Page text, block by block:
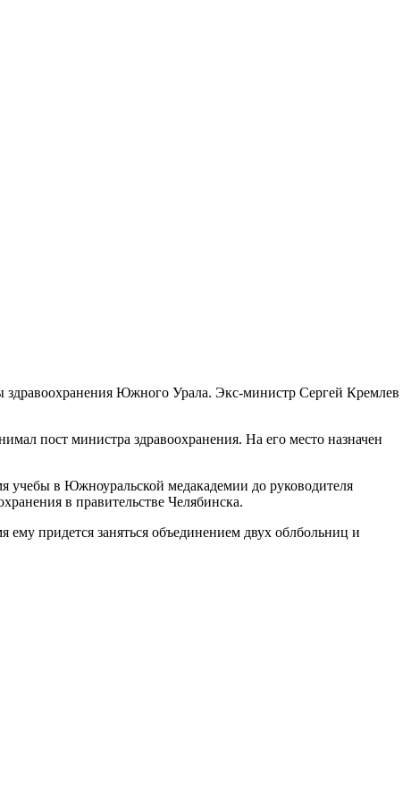
Южного Урала. Экс-министр Сергей Кремлев
пост министра здравоохранения. На его место назначен
учебы в Южноуральской медакадемии до руководителя
в правительстве Челябинска.
придется заняться объединением двух облбольниц и